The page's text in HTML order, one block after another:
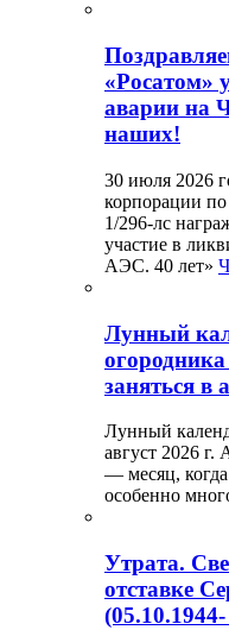
«Росатом»
аварии на
наших!
30 июля 2026
корпорации
1/296-лс
участие в
АЭС. 40 лет»
Лунный
заняться в
Лунный
август 2026 г.
— месяц,
особенно
Утрата.
отставке